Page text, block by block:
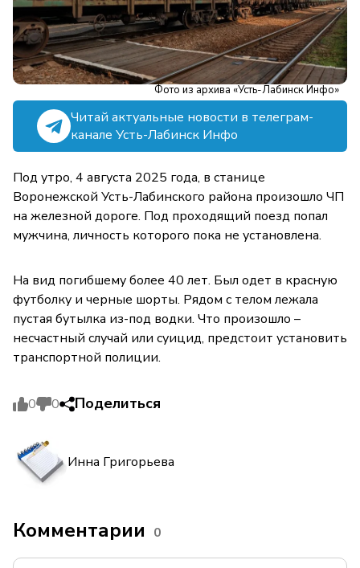
Фото из архива «Усть-Лабинск Инфо»
Читай актуальные новости в телеграм-
канале Усть-Лабинск Инфо
Под утро, 4 августа 2025 года, в станице
Воронежской Усть-Лабинского района произошло ЧП
на железной дороге. Под проходящий поезд попал
мужчина, личность которого пока не установлена.
На вид погибшему более 40 лет. Был одет в красную
футболку и черные шорты. Рядом с телом лежала
пустая бутылка из-под водки. Что произошло –
несчастный случай или суицид, предстоит установить
транспортной полиции.
0 0 Поделиться
Инна Григорьева
Комментарии 0